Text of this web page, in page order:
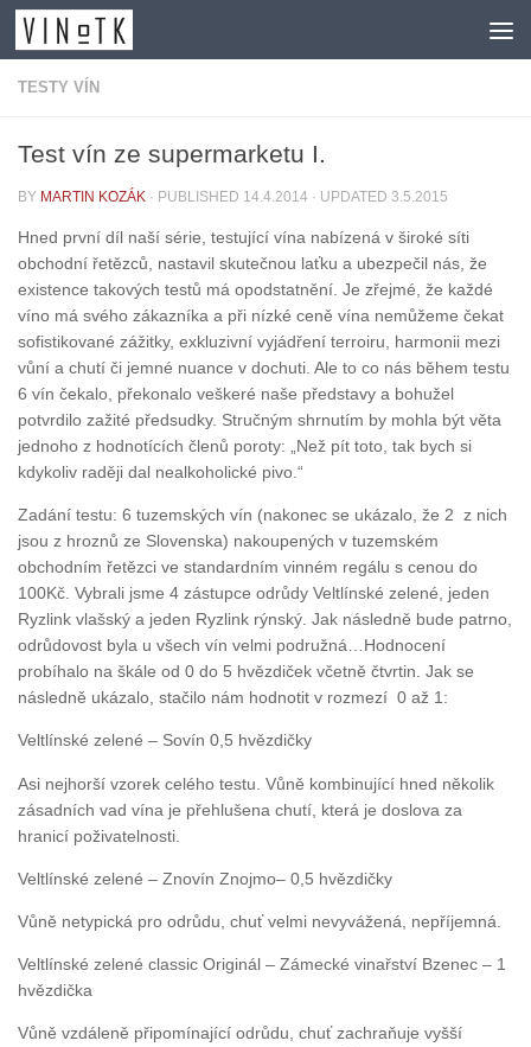
Skip to content
TESTY VÍN
Test vín ze supermarketu I.
BY MARTIN KOZÁK · PUBLISHED 14.4.2014 · UPDATED 3.5.2015
Hned první díl naší série, testující vína nabízená v široké síti
obchodní řetězců, nastavil skutečnou laťku a ubezpečil nás, že
existence takových testů má opodstatnění. Je zřejmé, že každé
víno má svého zákazníka a při nízké ceně vína nemůžeme čekat
sofistikované zážitky, exkluzivní vyjádření terroiru, harmonii mezi
vůní a chutí či jemné nuance v dochuti. Ale to co nás během testu
6 vín čekalo, překonalo veškeré naše představy a bohužel
potvrdilo zažité předsudky. Stručným shrnutím by mohla být věta
jednoho z hodnotících členů poroty: „Než pít toto, tak bych si
kdykoliv raději dal nealkoholické pivo.“
Zadání testu: 6 tuzemských vín (nakonec se ukázalo, že 2 z nich
jsou z hroznů ze Slovenska) nakoupených v tuzemském
obchodním řetězci ve standardním vinném regálu s cenou do
100Kč. Vybrali jsme 4 zástupce odrůdy Veltlínské zelené, jeden
Ryzlink vlašský a jeden Ryzlink rýnský. Jak následně bude patrno,
odrůdovost byla u všech vín velmi podružná…Hodnocení
probíhalo na škále od 0 do 5 hvězdiček včetně čtvrtin. Jak se
následně ukázalo, stačilo nám hodnotit v rozmezí 0 až 1:
Veltlínské zelené – Sovín 0,5 hvězdičky
Asi nejhorší vzorek celého testu. Vůně kombinující hned několik
zásadních vad vína je přehlušena chutí, která je doslova za
hranicí poživatelnosti.
Veltlínské zelené – Znovín Znojmo– 0,5 hvězdičky
Vůně netypická pro odrůdu, chuť velmi nevyvážená, nepříjemná.
Veltlínské zelené classic Originál – Zámecké vinařství Bzenec – 1
hvězdička
Vůně vzdáleně připomínající odrůdu, chuť zachraňuje vyšší